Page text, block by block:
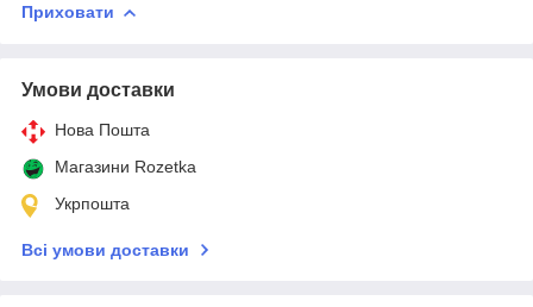
Приховати
Умови доставки
Нова Пошта
Магазини Rozetka
Укрпошта
Всі умови доставки